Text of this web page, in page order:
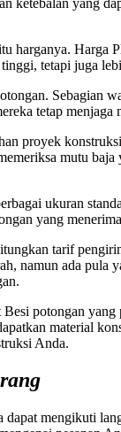
harganya.
tetapi juga
tetap
proyek
mutu
ukuran
yang
tarif
namun ada
potongan
material
Anda.
mengikuti